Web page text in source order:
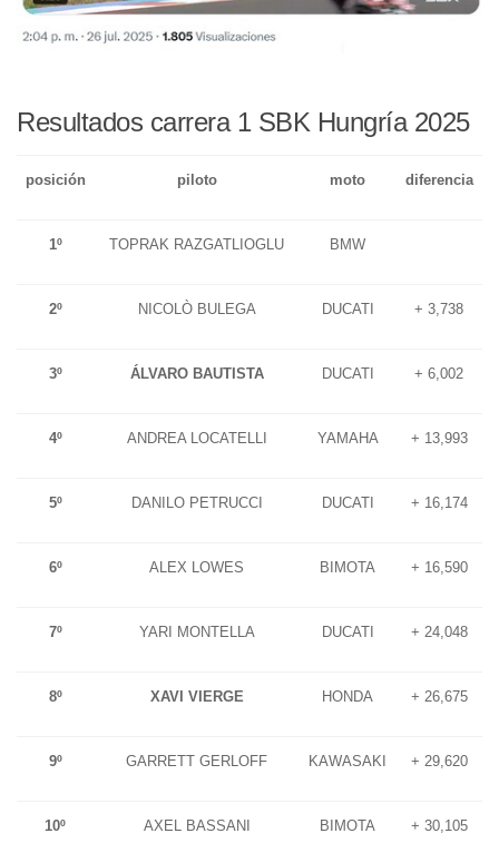
Resultados carrera 1 SBK Hungría 2025
posición piloto moto diferencia
1º TOPRAK RAZGATLIOGLU BMW
2º NICOLÒ BULEGA DUCATI + 3,738
3º ÁLVARO BAUTISTA DUCATI + 6,002
4º ANDREA LOCATELLI YAMAHA + 13,993
5º DANILO PETRUCCI DUCATI + 16,174
6º ALEX LOWES BIMOTA + 16,590
7º YARI MONTELLA DUCATI + 24,048
8º XAVI VIERGE HONDA + 26,675
9º GARRETT GERLOFF KAWASAKI + 29,620
10º AXEL BASSANI BIMOTA + 30,105